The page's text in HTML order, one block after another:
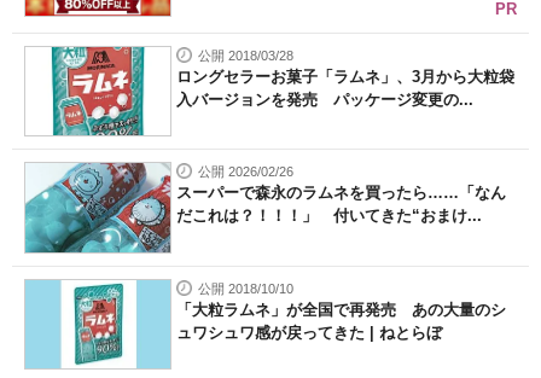
PR
公開 2018/03/28
ロングセラーお菓子「ラムネ」、3月から大粒袋
入バージョンを発売 パッケージ変更の...
公開 2026/02/26
スーパーで森永のラムネを買ったら……「なん
だこれは？！！！」 付いてきた“おまけ...
公開 2018/10/10
「大粒ラムネ」が全国で再発売 あの大量のシ
ュワシュワ感が戻ってきた | ねとらぼ